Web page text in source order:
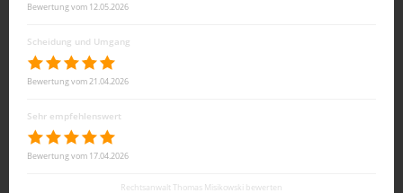
Bewertung vom 12.05.2026
Scheidung und Umgang
Bewertung vom 21.04.2026
Sehr empfehlenswert
Bewertung vom 17.04.2026
Rechtsanwalt Thomas Misikowski bewerten